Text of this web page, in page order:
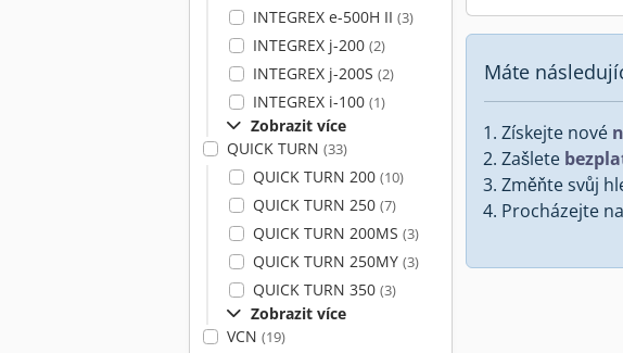
INTEGREX e-500H II (3)
INTEGREX j-200 (2)
INTEGREX j-200S (2)
INTEGREX i-100 (1)
Zobrazit více
QUICK TURN (33)
QUICK TURN 200 (10)
QUICK TURN 250 (7)
QUICK TURN 200MS (3)
QUICK TURN 250MY (3)
QUICK TURN 350 (3)
Zobrazit více
VCN (19)
Máte
Získejte nové
Zašlete
Změňte svůj
Procházejte